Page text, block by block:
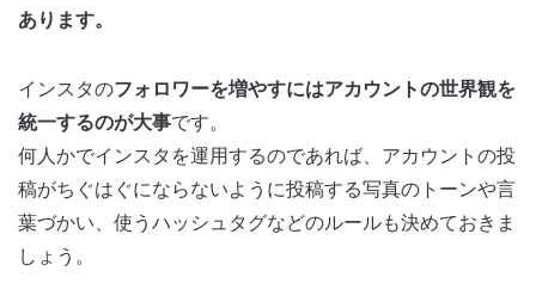
あります。
インスタのフォロワーを増やすにはアカウントの世界観を
統一するのが大事です。
何人かでインスタを運用するのであれば、アカウントの投
稿がちぐはぐにならないように投稿する写真のトーンや言
葉づかい、使うハッシュタグなどのルールも決めておきま
しょう。